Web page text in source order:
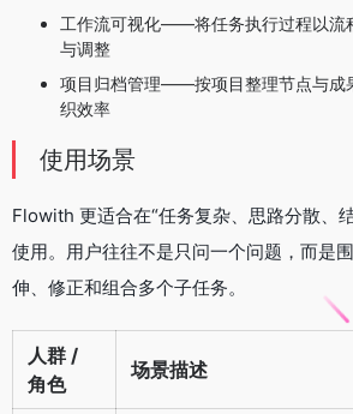
工作流可视化——将任务执行过程以流
与调整
项目归档管理——按项目整理节点与成
织效率
使用场景
Flowith 更适合在“任务复杂、思路分散、
使用。用户往往不是只问一个问题，而是
伸、修正和组合多个子任务。
人群 /
角色
场景描述